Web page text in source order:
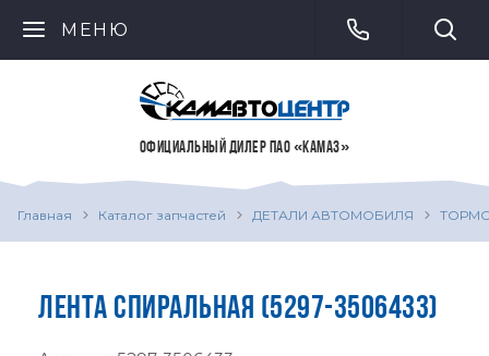
МЕНЮ
ОФИЦИАЛЬНЫЙ ДИЛЕР ПАО «КАМАЗ»
Главная Каталог запчастей ДЕТАЛИ АВТОМОБИЛЯ
ЛЕНТА СПИРАЛЬНАЯ (5297-3506433)